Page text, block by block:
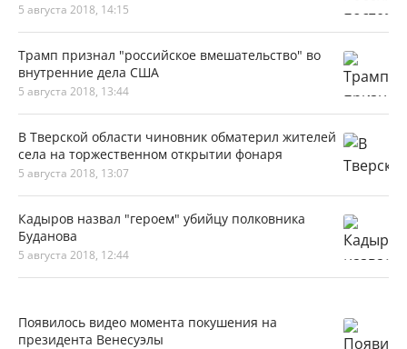
5 августа 2018, 14:15
Трамп признал "российское вмешательство" во
внутренние дела США
5 августа 2018, 13:44
В Тверской области чиновник обматерил жителей
села на торжественном открытии фонаря
5 августа 2018, 13:07
Кадыров назвал "героем" убийцу полковника
Буданова
5 августа 2018, 12:44
Появилось видео момента покушения на
президента Венесуэлы